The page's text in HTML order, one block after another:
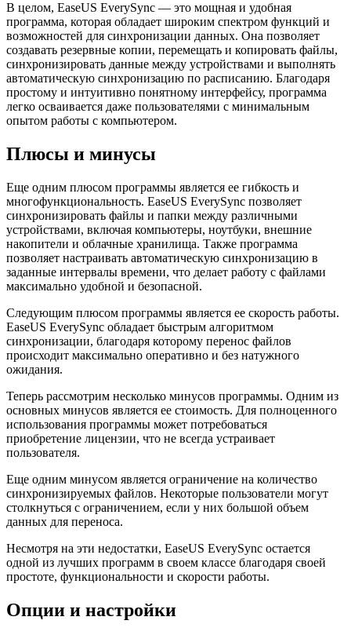
В целом, EaseUS EverySync — это мощная и удобная
программа, которая обладает широким спектром функций и
возможностей для синхронизации данных. Она позволяет
создавать резервные копии, перемещать и копировать файлы,
синхронизировать данные между устройствами и выполнять
автоматическую синхронизацию по расписанию. Благодаря
простому и интуитивно понятному интерфейсу, программа
легко осваивается даже пользователями с минимальным
опытом работы с компьютером.
Плюсы и минусы
Еще одним плюсом программы является ее гибкость и
многофункциональность. EaseUS EverySync позволяет
синхронизировать файлы и папки между различными
устройствами, включая компьютеры, ноутбуки, внешние
накопители и облачные хранилища. Также программа
позволяет настраивать автоматическую синхронизацию в
заданные интервалы времени, что делает работу с файлами
максимально удобной и безопасной.
Следующим плюсом программы является ее скорость работы.
EaseUS EverySync обладает быстрым алгоритмом
синхронизации, благодаря которому перенос файлов
происходит максимально оперативно и без натужного
ожидания.
Теперь рассмотрим несколько минусов программы. Одним из
основных минусов является ее стоимость. Для полноценного
использования программы может потребоваться
приобретение лицензии, что не всегда устраивает
пользователя.
Еще одним минусом является ограничение на количество
синхронизируемых файлов. Некоторые пользователи могут
столкнуться с ограничением, если у них большой объем
данных для переноса.
Несмотря на эти недостатки, EaseUS EverySync остается
одной из лучших программ в своем классе благодаря своей
простоте, функциональности и скорости работы.
Опции и настройки